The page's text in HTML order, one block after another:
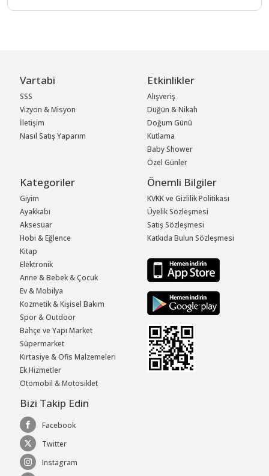
Vartabi
SSS
Vizyon & Misyon
İletişim
Nasıl Satış Yaparım
Etkinlikler
Alışveriş
Düğün & Nikah
Doğum Günü
Kutlama
Baby Shower
Özel Günler
Kategoriler
Giyim
Ayakkabı
Aksesuar
Hobi & Eğlence
Kitap
Elektronik
Anne & Bebek & Çocuk
Ev & Mobilya
Kozmetik & Kişisel Bakım
Spor & Outdoor
Bahçe ve Yapı Market
Süpermarket
Kırtasiye & Ofis Malzemeleri
Ek Hizmetler
Otomobil & Motosiklet
Önemli Bilgiler
KVKK ve Gizlilik Politikası
Üyelik Sözleşmesi
Satış Sözleşmesi
Katkıda Bulun Sözleşmesi
Bizi Takip Edin
Facebook
Twitter
Instagram